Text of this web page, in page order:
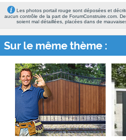
Les photos portail rouge sont déposées et
aucun contrôle de la part de ForumConstruire.com.
soient mal détaillées, placées dans de
Sur le même thème :